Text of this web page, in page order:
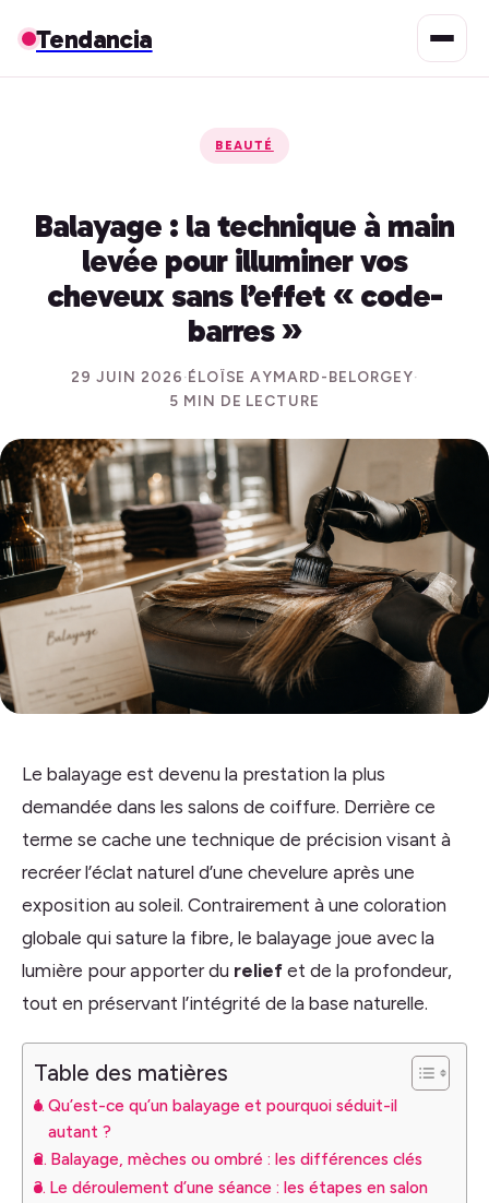
Tendancia
BEAUTÉ
Balayage : la technique à main
levée pour illuminer vos
cheveux sans l’effet « code-
barres »
29 JUIN 2026·ÉLOÏSE AYMARD-BELORGEY·
5 MIN DE LECTURE
Le balayage est devenu la prestation la plus
demandée dans les salons de coiffure. Derrière ce
terme se cache une technique de précision visant à
recréer l’éclat naturel d’une chevelure après une
exposition au soleil. Contrairement à une coloration
globale qui sature la fibre, le balayage joue avec la
lumière pour apporter du relief et de la profondeur,
tout en préservant l’intégrité de la base naturelle.
Table des matières
Qu’est-ce qu’un balayage et pourquoi séduit-il
autant ?
Balayage, mèches ou ombré : les différences clés
Le déroulement d’une séance : les étapes en salon